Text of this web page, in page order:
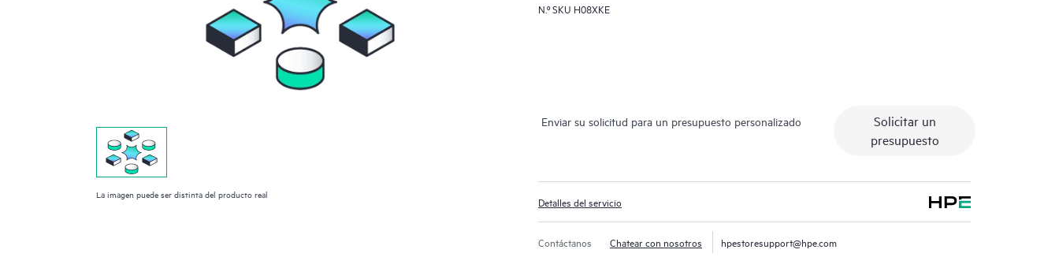
La imagen puede ser distinta del producto real
N.º SKU H08XKE
Enviar su solicitud para un presupuesto personalizado
Solicitar un
presupuesto
Detalles del servicio
Contáctanos Chatear con nosotros hpestoresupport@hpe.com